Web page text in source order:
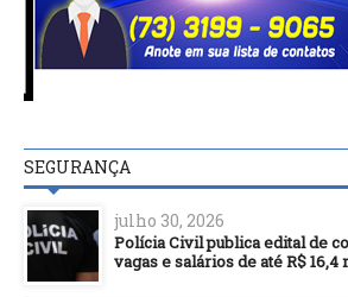
SEGURANÇA
julho 30, 2026
Polícia Civil publica edital de
vagas e salários de até R$ 16,4